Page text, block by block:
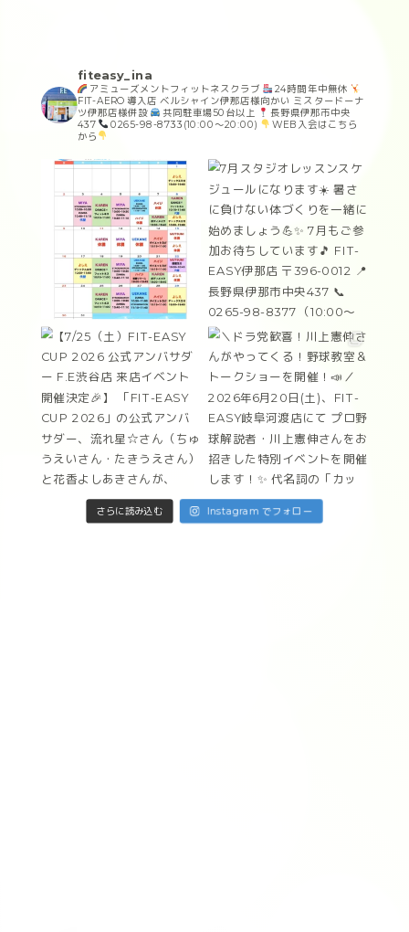
fiteasy_ina
アミューズメントフィットネスクラブ 24時間年中無休
FIT-AERO導入店 ベルシャイン伊那店様向かい ミスタードーナ
ツ伊那店様併設 共同駐車場50台以上 長野県伊那市中央
437 0265-98-8733(10:00〜20:00) WEB入会はこちら
から
さらに読み込む Instagram でフォロー